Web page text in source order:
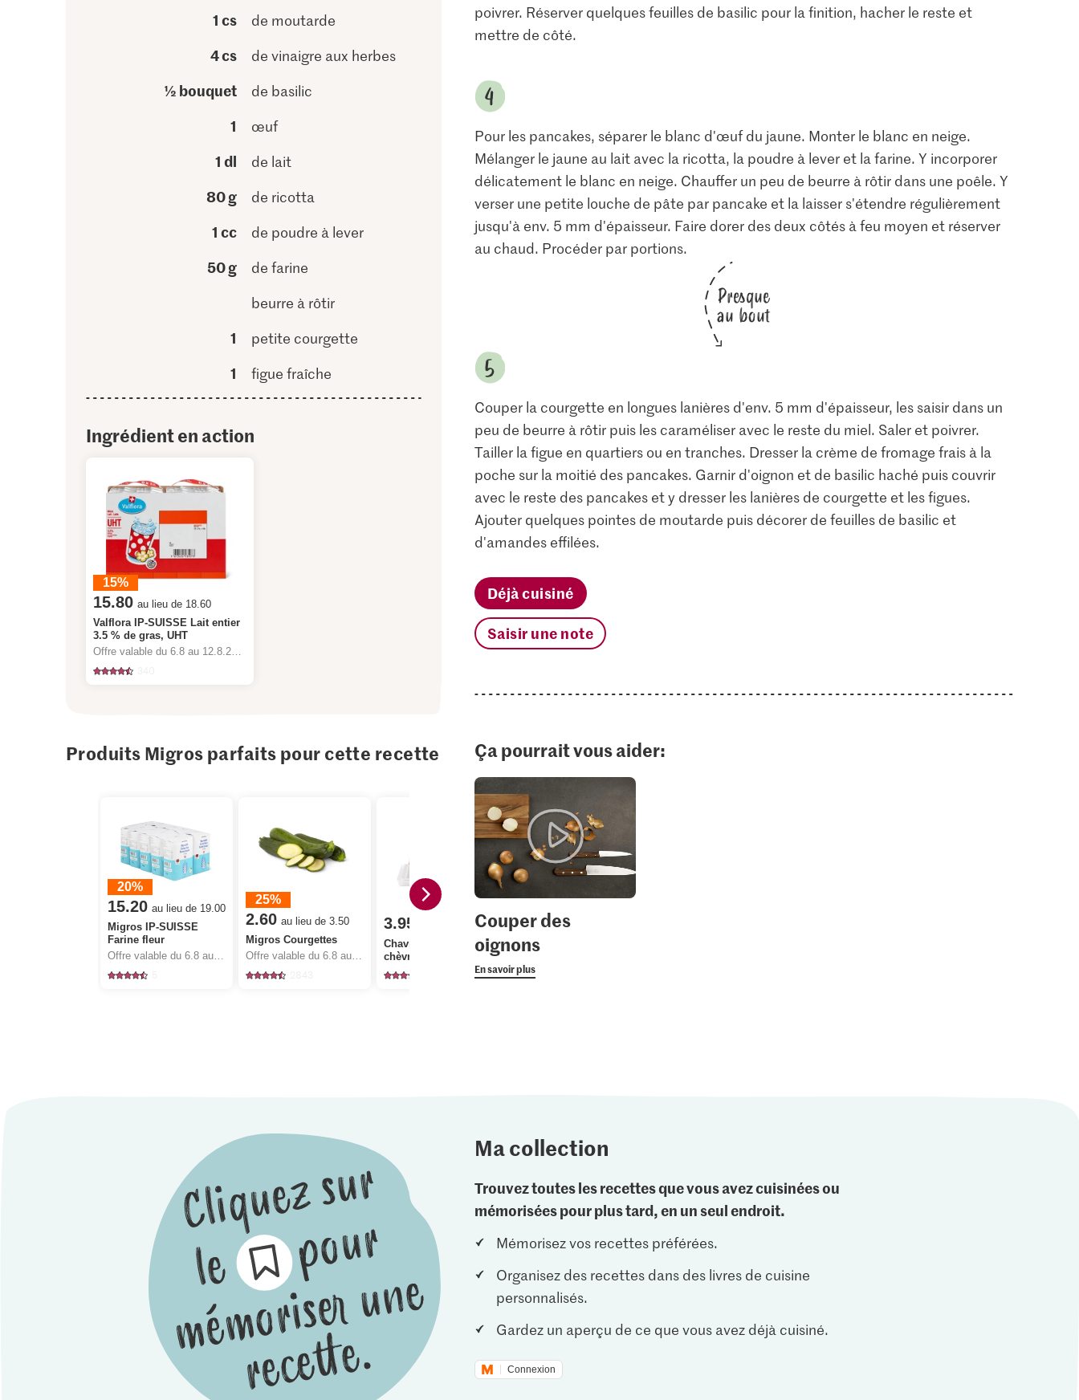
1 cs de moutarde
4 cs de vinaigre aux herbes
½ bouquet de basilic
1 œuf
1 dl de lait
80 g de ricotta
1 cc de poudre à lever
50 g
de farine
beurre à rôtir
1 petite courgette
1 figue fraîche
Ingrédient en action
15%
15.80 au lieu de 18.60
Valflora IP-SUISSE Lait entier
3.5 % de gras, UHT
Offre valable du 6.8 au 12.8.2026, jusqu’à épuisement du stock.
Produits Migros parfaits pour cette recette
20%
15.20 au lieu de 19.00
Migros IP-SUISSE
Farine fleur
25%
2.60 au lieu de 3.50
Migros Courgettes
3.95
Chavroux Fromage de
chèvre doux piramide
poivrer. Réserver quelques feuilles de basilic pour la finition, hacher le reste et
mettre de côté.
Pour les pancakes, séparer le blanc d'œuf du jaune. Monter le blanc en neige.
Mélanger le jaune au lait avec la ricotta, la poudre à lever et la farine. Y incorporer
délicatement le blanc en neige. Chauffer un peu de beurre à rôtir dans une poêle. Y
verser une petite louche de pâte par pancake et la laisser s'étendre régulièrement
jusqu'à env. 5 mm d'épaisseur. Faire dorer des deux côtés à feu moyen et réserver
au chaud. Procéder par portions.
Presque
au bout
Couper la courgette en longues lanières d'env. 5 mm d'épaisseur, les saisir dans un
peu de beurre à rôtir puis les caraméliser avec le reste du miel. Saler et poivrer.
Tailler la figue en quartiers ou en tranches. Dresser la crème de fromage frais à la
poche sur la moitié des pancakes. Garnir d'oignon et de basilic haché puis couvrir
avec le reste des pancakes et y dresser les lanières de courgette et les figues.
Ajouter quelques pointes de moutarde puis décorer de feuilles de basilic et
d'amandes effilées.
Déjà cuisiné
Saisir une note
Ça pourrait vous aider:
Couper des
oignons
En savoir plus
Ma collection
Trouvez toutes les recettes que vous avez cuisinées ou
mémorisées pour plus tard, en un seul endroit.
Mémorisez vos recettes préférées.
Organisez des recettes dans des livres de cuisine
personnalisés.
Gardez un aperçu de ce que vous avez déjà cuisiné.
Connexion